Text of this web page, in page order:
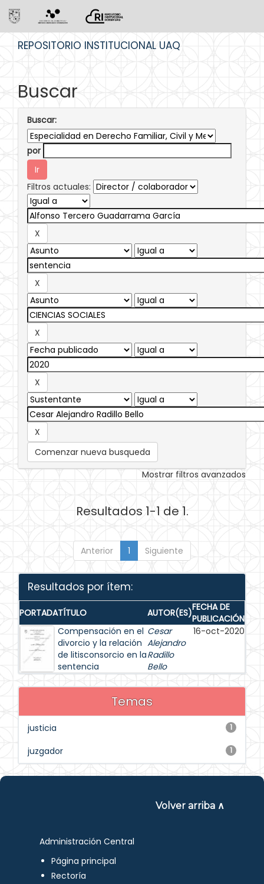
REPOSITORIO INSTITUCIONAL UAQ
Buscar
Buscar:
por
Filtros actuales:
Comenzar nueva busqueda
Mostrar filtros avanzados
Resultados 1-1 de 1.
Anterior 1 Siguiente
Resultados por ítem:
PORTADATÍTULO AUTOR(ES)FECHA DE
PUBLICACIÓN
Compensación en el
divorcio y la relación
de litisconsorcio en la
sentencia
Cesar
Alejandro
Radillo
Bello
16-oct-2020
Temas
1
justicia
1
juzgador
Volver arriba ∧
Administración Central
Página principal
Rectoría